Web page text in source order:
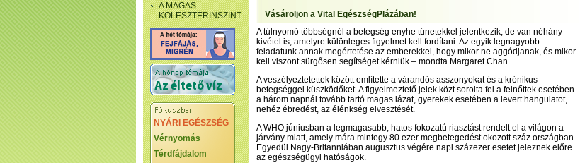
A MAGAS
KOLESZTERINSZINT
NYÁRI EGÉSZSÉG
Vérnyomás
Térdfájdalom
Vásároljon a Vital EgészségPlázában!
A túlnyomó többségnél a betegség enyhe tünetekkel jelentkezik, de van néhány
kivétel is, amelyre különleges figyelmet kell fordítani. Az egyik legnagyobb
feladatunk annak megértetése az emberekkel, hogy mikor ne aggódjanak, és mikor
kell viszont sürgősen segítséget kérniük – mondta Margaret Chan.
A veszélyeztetettek között említette a várandós asszonyokat és a krónikus
betegséggel küszködőket. A figyelmeztető jelek közt sorolta fel a felnőttek esetében
a három napnál tovább tartó magas lázat, gyerekek esetében a levert hangulatot,
nehéz ébredést, az élénkség elvesztését.
A WHO júniusban a legmagasabb, hatos fokozatú riasztást rendelt el a világon a
járvány miatt, amely mára mintegy 80 ezer megbetegedést okozott száz országban.
Egyedül Nagy-Britanniában augusztus végére napi százezer esetet jeleznek előre
az egészségügyi hatóságok.